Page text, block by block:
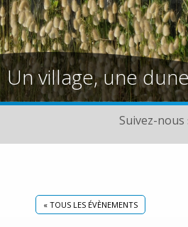
Un village, une
Suivez-
« TOUS LES ÉVÈNEMENTS